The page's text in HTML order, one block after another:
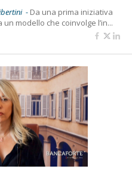
- Da una prima iniziativa
modello che coinvolge l’in...